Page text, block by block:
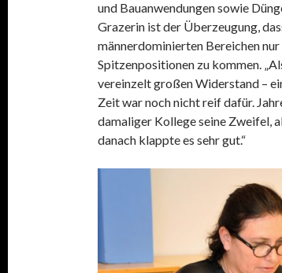
und Bauanwendungen sowie
Grazerin ist der Überzeugung,
männerdominierten Bereichen
Spitzenpositionen zu kommen.
vereinzelt großen Widerstand –
Zeit war noch nicht reif dafür.
damaliger Kollege seine Zweifel,
danach klappte es sehr gut.“